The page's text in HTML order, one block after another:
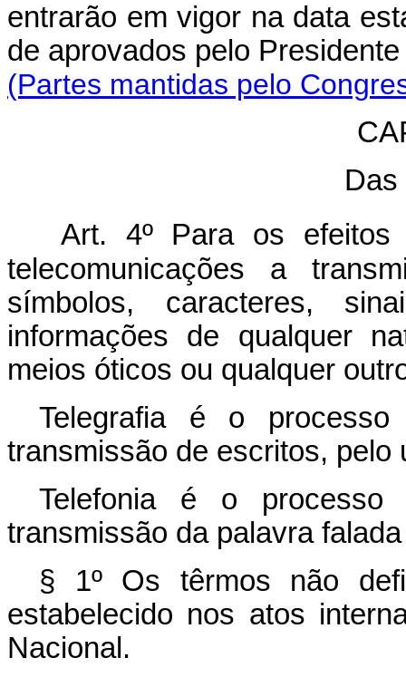
entrarão em vigor na data
de aprovados pelo
(Partes mantidas pelo
Das
Art. 4º Para os efeitos
telecomunicações a
símbolos, caracteres,
informações de qualquer
meios óticos ou qualquer
Telegrafia é o processo
transmissão de escritos, pelo
Telefonia é o processo
transmissão da palavra
§ 1º Os têrmos não
estabelecido nos atos
Nacional.